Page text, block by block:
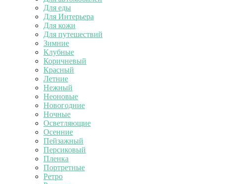
Для еды
Для Интерьера
Для кожи
Для путешествий
Зимние
Клубные
Коричневый
Красный
Летние
Нежный
Неоновые
Новогодние
Ночные
Осветляющие
Осенние
Пейзажный
Персиковый
Пленка
Портретные
Ретро